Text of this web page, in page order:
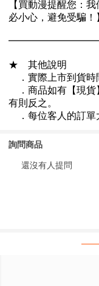
詢問商品
還沒有人提問